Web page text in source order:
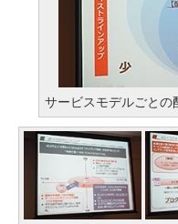
サービスモデルごとの